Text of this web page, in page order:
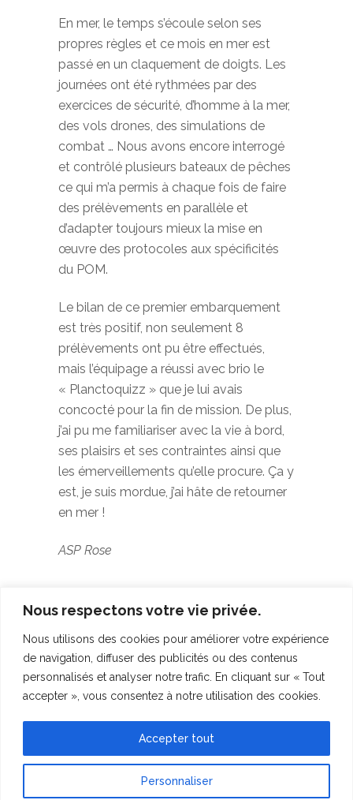
Nous respectons votre vie privée.
Nous utilisons des cookies pour améliorer votre expérience
de navigation, diffuser des publicités ou des contenus
personnalisés et analyser notre trafic. En cliquant sur « Tout
accepter », vous consentez à notre utilisation des cookies.
Personnaliser
Accepter tout
En mer, le temps s’écoule selon ses
propres règles et ce mois en mer est
passé en un claquement de doigts. Les
journées ont été rythmées par des
exercices de sécurité, d’homme à la mer,
des vols drones, des simulations de
combat … Nous avons encore interrogé
et contrôlé plusieurs bateaux de pêches
ce qui m’a permis à chaque fois de faire
des prélèvements en parallèle et
d’adapter toujours mieux la mise en
œuvre des protocoles aux spécificités
du POM.
Le bilan de ce premier embarquement
est très positif, non seulement 8
prélèvements ont pu être effectués,
mais l’équipage a réussi avec brio le
« Planctoquizz » que je lui avais
concocté pour la fin de mission. De plus,
j’ai pu me familiariser avec la vie à bord,
ses plaisirs et ses contraintes ainsi que
les émerveillements qu’elle procure. Ça y
est, je suis mordue, j’ai hâte de retourner
en mer !
ASP Rose
nationale,Nouvelle-Calédonie,
Plankton Planet ,POM Auguste
Bénébig,Rose, Sorbonne Université
Sorry, the comment form is closed at
this time.